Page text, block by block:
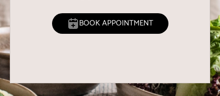
BOOK APPOINTMENT